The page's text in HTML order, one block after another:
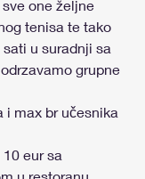
one željne
tenisa te tako
u suradnji sa
grupne
i max br učesnika